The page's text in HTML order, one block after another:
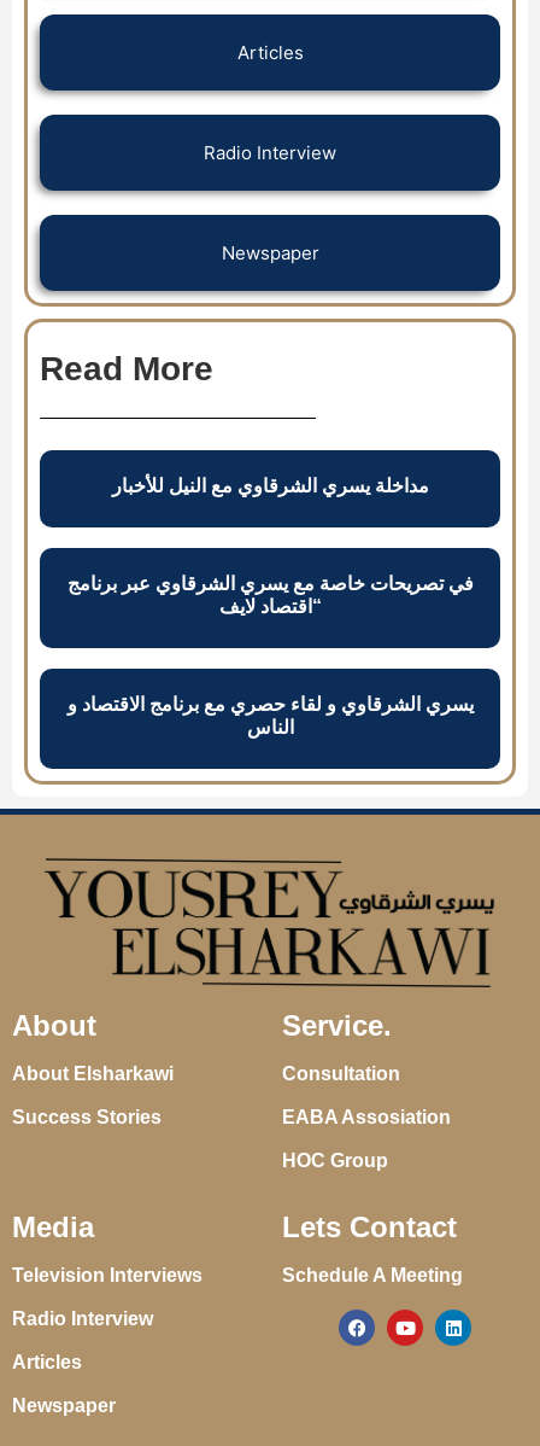
Articles
Radio Interview
Newspaper
Read More
مداخلة يسري الشرقاوي مع النيل للأخبار
في تصريحات خاصة مع يسري الشرقاوي عبر برنامج
“اقتصاد لايف
يسري الشرقاوي و لقاء حصري مع برنامج الاقتصاد و
الناس
About
About Elsharkawi
Success Stories
Service.
Consultation
EABA Assosiation
HOC Group
Media
Television Interviews
Radio Interview
Articles
Newspaper
Lets Contact
Schedule A Meeting